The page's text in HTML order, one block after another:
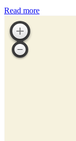
Read more